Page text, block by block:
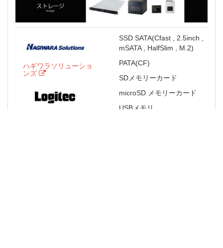
ハギワラソリューショ
ンズ
SSD SATA(Cfast , 2.5inch ,
mSATA , HalfSlim , M.2)
PATA(CF)
SDメモリーカード
microSD メモリーカード
USBメモリ